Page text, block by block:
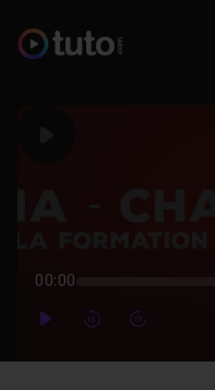
00:00
PlayForwardForward